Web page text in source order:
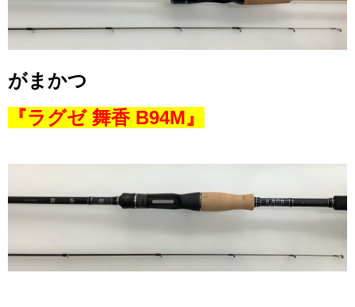
がまかつ
『ラグゼ 舞香 B94M』